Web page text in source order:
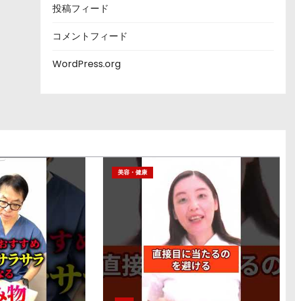
投稿フィード
コメントフィード
WordPress.org
美容・健康